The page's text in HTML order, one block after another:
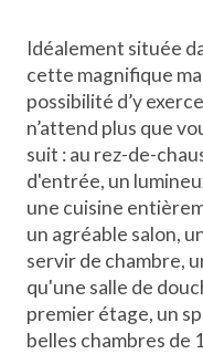
Idéalement située
cette magnifique
possibilité d’y
n’attend plus que
suit : au rez-de-
d'entrée, un
une cuisine
un agréable salon,
servir de chambre,
qu'une salle de
premier étage, un
belles chambres de